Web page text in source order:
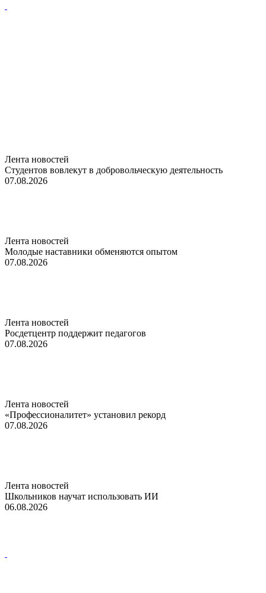
Лента новостей
Студентов вовлекут в добровольческую деятельность
07.08.2026
Лента новостей
Молодые наставники обменяются опытом
07.08.2026
Лента новостей
Росдетцентр поддержит педагогов
07.08.2026
Лента новостей
«Профессионалитет» установил рекорд
07.08.2026
Лента новостей
Школьников научат использовать ИИ
06.08.2026